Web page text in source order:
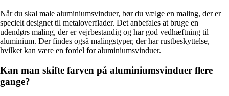
Når du skal male aluminiumsvinduer, bør du vælge en maling, der er
specielt designet til metaloverflader. Det anbefales at bruge en
udendørs maling, der er vejrbestandig og har god vedhæftning til
aluminium. Der findes også malingstyper, der har rustbeskyttelse,
hvilket kan være en fordel for aluminiumsvinduer.
Kan man skifte farven på aluminiumsvinduer flere
gange?